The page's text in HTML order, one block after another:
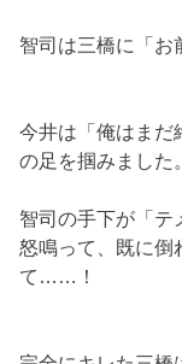
智司は三橋に「お
今井は「俺はま
の足を掴みました。
智司の手下が「テ
怒鳴って、既に倒
て……！